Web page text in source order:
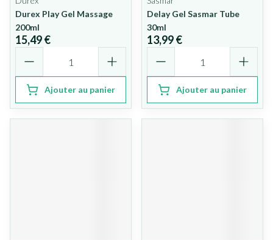
Durex Play Gel Massage
200ml
15,49 €
Ajouter au panier
Delay Gel Sasmar Tube
30ml
13,99 €
Ajouter au panier